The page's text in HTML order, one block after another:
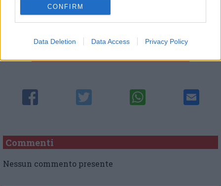
CONFIRM
Data Deletion Data Access Privacy Policy
Commenti
Nessun commento presente